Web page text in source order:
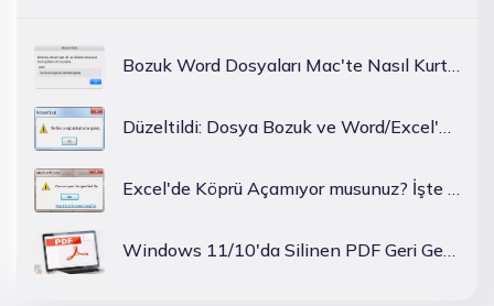
Bozuk Word Dosyaları Mac'te Nasıl Kurtarılır?
Düzeltildi: Dosya Bozuk ve Word/Excel'de Açılamıyor
Excel'de Köprü Açamıyor musunuz? İşte Nasıl Çalıştırılacağı ...
Windows 11/10'da Silinen PDF Geri Getirme Nasıl?